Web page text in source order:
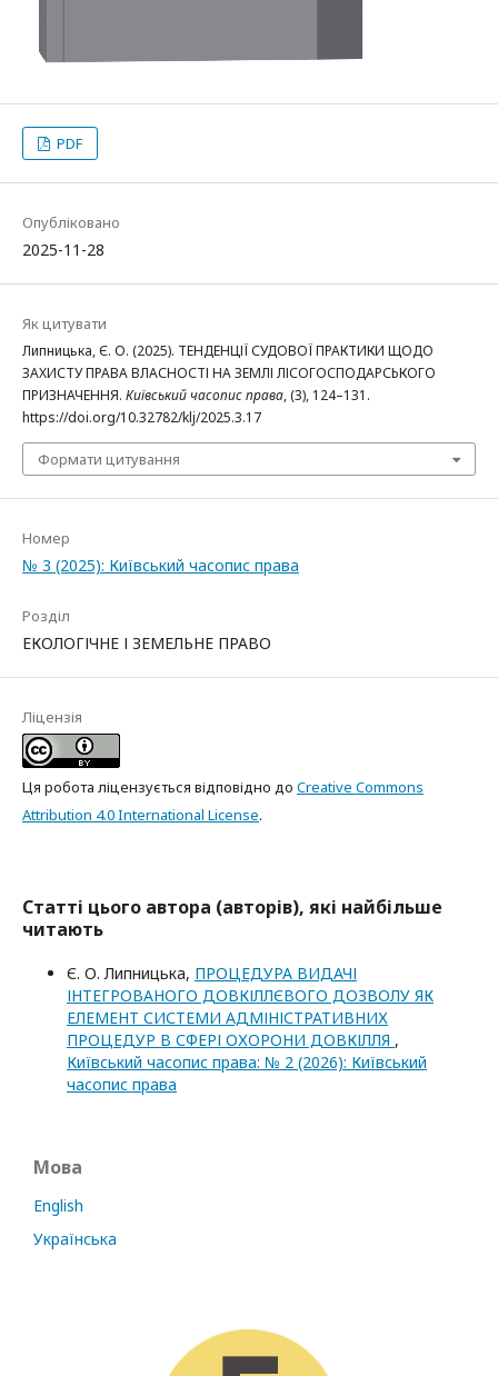
PDF
Опубліковано
2025-11-28
Як цитувати
Липницька, Є. О. (2025). ТЕНДЕНЦІЇ СУДОВОЇ ПРАКТИКИ ЩОДО
ЗАХИСТУ ПРАВА ВЛАСНОСТІ НА ЗЕМЛІ ЛІСОГОСПОДАРСЬКОГО
ПРИЗНАЧЕННЯ. Київський часопис права, (3), 124–131.
https://doi.org/10.32782/klj/2025.3.17
Формати цитування
Номер
№ 3 (2025): Київський часопис права
Розділ
ЕКОЛОГІЧНЕ І ЗЕМЕЛЬНЕ ПРАВО
Ліцензія
Ця робота ліцензується відповідно до Creative Commons
Attribution 4.0 International License.
Статті цього автора (авторів), які найбільше
читають
Є. О. Липницька, ПРОЦЕДУРА ВИДАЧІ
ІНТЕГРОВАНОГО ДОВКІЛЛЄВОГО ДОЗВОЛУ ЯК
ЕЛЕМЕНТ СИСТЕМИ АДМІНІСТРАТИВНИХ
ПРОЦЕДУР В СФЕРІ ОХОРОНИ ДОВКІЛЛЯ ,
Київський часопис права: № 2 (2026): Київський
часопис права
Мова
English
Українська